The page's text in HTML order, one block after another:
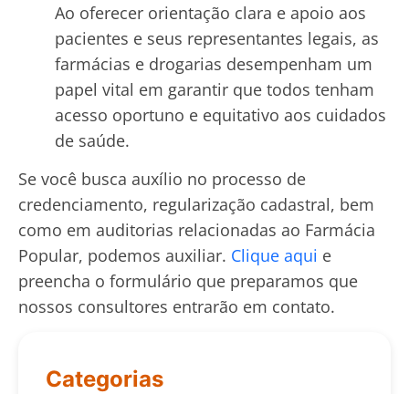
Ao oferecer orientação clara e apoio aos
pacientes e seus representantes legais, as
farmácias e drogarias desempenham um
papel vital em garantir que todos tenham
acesso oportuno e equitativo aos cuidados
de saúde.
Se você busca auxílio no processo de
credenciamento, regularização cadastral, bem
como em auditorias relacionadas ao Farmácia
Popular, podemos auxiliar. Clique aqui e
preencha o formulário que preparamos que
nossos consultores entrarão em contato.
Categorias